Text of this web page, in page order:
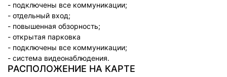
- подключены все коммуникации;
- отдельный вход;
- повышенная обзорность;
- открытая парковка
- подключены все коммуникации;
- система видеонаблюдения.
РАСПОЛОЖЕНИЕ НА КАРТЕ